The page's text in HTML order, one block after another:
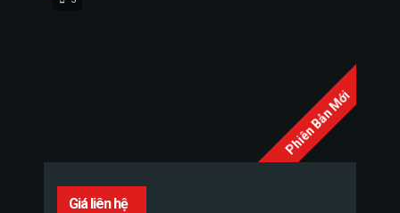
Phiên Bản Mới
Giá liên hệ